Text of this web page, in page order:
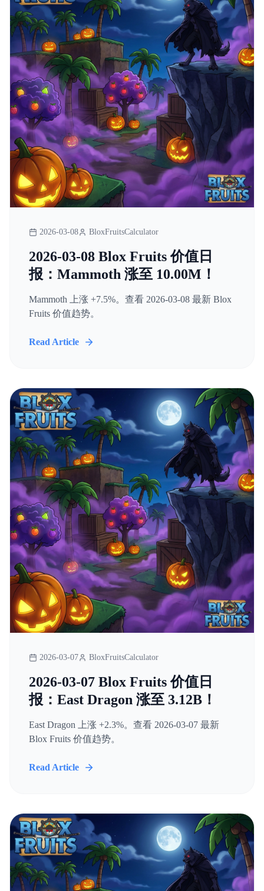
2026-03-08 BloxFruitsCalculator
2026-03-08 Blox Fruits 价值日
报：Mammoth 涨至 10.00M！
Mammoth 上涨 +7.5%。查看 2026-03-08 最新 Blox
Fruits 价值趋势。
Read Article
2026-03-07 BloxFruitsCalculator
2026-03-07 Blox Fruits 价值日
报：East Dragon 涨至 3.12B！
East Dragon 上涨 +2.3%。查看 2026-03-07 最新
Blox Fruits 价值趋势。
Read Article